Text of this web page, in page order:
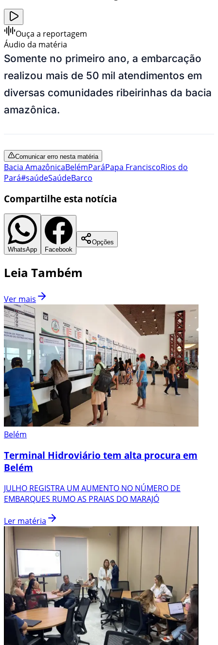
Ouça a reportagem
Áudio da matéria
Somente no primeiro ano, a embarcação
realizou mais de 50 mil atendimentos em
diversas comunidades ribeirinhas da bacia
amazônica.
Comunicar erro nesta matéria
Bacia AmazônicaBelémParáPapa FranciscoRios do
Pará#saúdeSaúdeBarco
Compartilhe esta notícia
WhatsApp Facebook
Opções
Leia Também
Ver mais
Belém
Terminal Hidroviário tem alta procura em
Belém
JULHO REGISTRA UM AUMENTO NO NÚMERO DE
EMBARQUES RUMO AS PRAIAS DO MARAJÓ
Ler matéria